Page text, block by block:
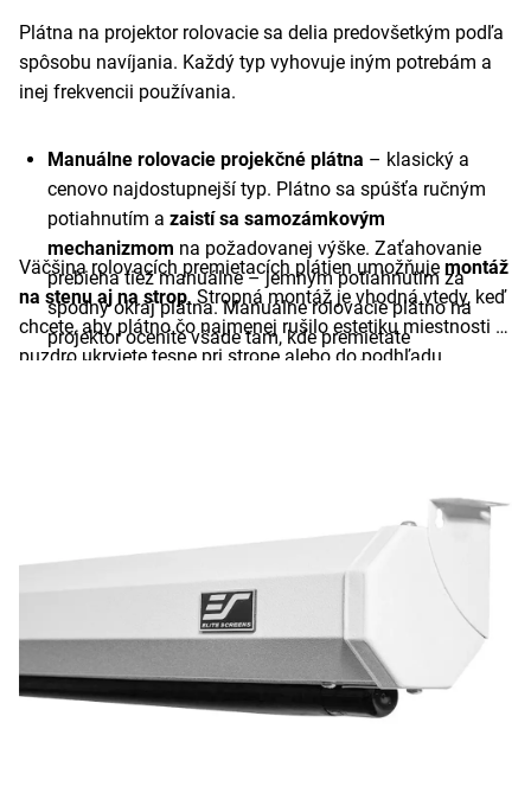
Plátna na projektor rolovacie sa delia predovšetkým podľa
spôsobu navíjania. Každý typ vyhovuje iným potrebám a
inej frekvencii používania.
Manuálne rolovacie projekčné plátna – klasický a
cenovo najdostupnejší typ. Plátno sa spúšťa ručným
potiahnutím a zaistí sa samozámkovým
mechanizmom na požadovanej výške. Zaťahovanie
prebieha tiež manuálne – jemným potiahnutím za
spodný okraj plátna. Manuálne rolovacie plátno na
projektor oceníte všade tam, kde premietate
príležitostne a nepotrebujete automatizáciu.
. Prémiové modely podporujú trigger vstup,
vďaka ktorému sa rolovacie plátno na projektor
automaticky spustí v momente, keď zapnete projektor.
Elektrické plátno na projektor rolovacie je ideálne pre
domáce kiná s pravidelným využitím a profesionálne
Väčšina rolovacích premietacích plátien umožňuje montáž
na stenu aj na strop. Stropná montáž je vhodná vtedy, keď
chcete, aby plátno čo najmenej rušilo estetiku miestnosti –
puzdro ukryjete tesne pri strope alebo do podhľadu.